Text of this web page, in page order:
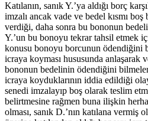
Katılanın, sanık Y.’ya aldığı borç
imzalı ancak vade ve bedel kısmı boş
verdiği, daha sonra bu bononun
Y.’un bu bonoyu tekrar tahsil etmek
konusu bonoyu borcunun ödendiğini
icraya koyması hususunda anlaşarak
bononun bedelinin ödendiğini
icraya koyduklarının iddia edildiği
senedi imzalayıp boş olarak teslim
belirtmesine rağmen buna ilişkin
olması, sanık D.’nın katılana vermiş